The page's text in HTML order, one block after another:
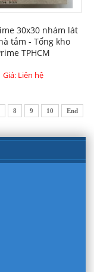
30x30 nhám lát
tắm - Tổng kho
TPHCM
Giá: Liên hệ
8 9 10 End